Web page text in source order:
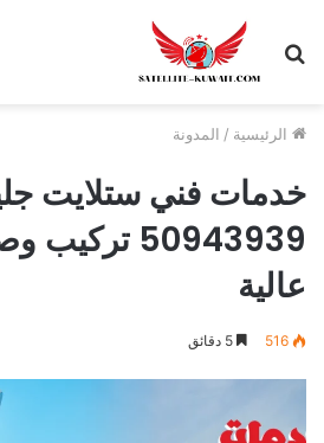
الرئيسية / المدونة
خدمات فني ستلايت
50943939
عالية
516